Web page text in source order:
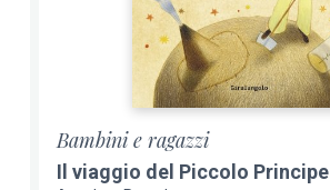
Bambini e ragazzi
Il viaggio del Piccolo Principe